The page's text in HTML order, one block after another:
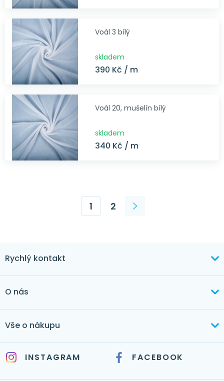
Voál 3 bílý
skladem
390 Kč / m
Voál 20, mušelín bílý
skladem
340 Kč / m
1 2
Rychlý kontakt
+420 771 144 779
info@byt-tex.cz
O nás
Služby
Vše o nákupu
INSTAGRAM FACEBOOK